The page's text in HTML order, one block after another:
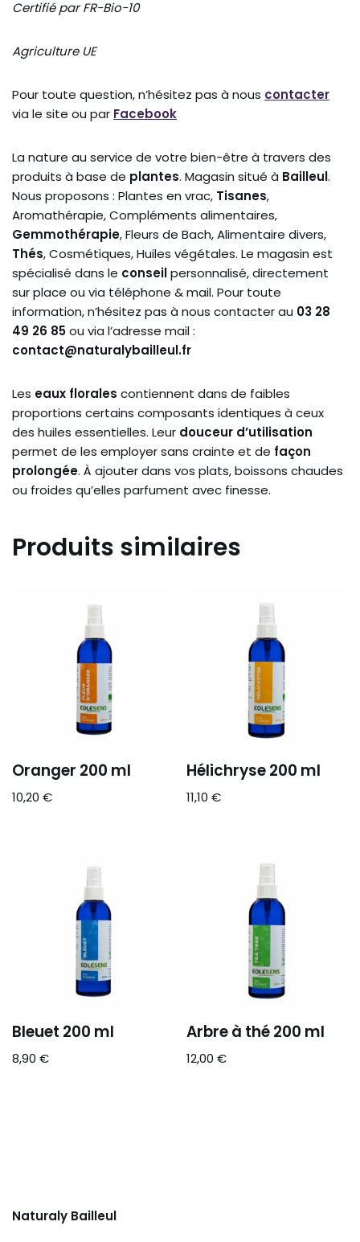
Certifié par FR-Bio-10
Agriculture UE
Pour toute question, n’hésitez pas à nous contacter
via le site ou par Facebook
La nature au service de votre bien-être à travers des
produits à base de plantes. Magasin situé à Bailleul.
Nous proposons : Plantes en vrac, Tisanes,
Aromathérapie, Compléments alimentaires,
Gemmothérapie, Fleurs de Bach, Alimentaire divers,
Thés, Cosmétiques, Huiles végétales. Le magasin est
spécialisé dans le conseilpersonnalisé, directement
sur place ou via téléphone & mail. Pour toute
information, n’hésitez pas à nous contacter au 03 28
49 26 85ou via l’adresse mail :
contact@naturalybailleul.fr
Les eaux florales contiennent dans de faibles
proportions certains composants identiques à ceux
des huiles essentielles. Leur douceur d’utilisation
permet de les employer sans crainte et de façon
prolongée. À ajouter dans vos plats, boissons chaudes
ou froides qu’elles parfument avec finesse.
Produits similaires
Oranger 200 ml
10,20 €
Hélichryse 200 ml
11,10€
Bleuet 200 ml
8,90 €
Arbre à thé 200 ml
12,00€
Naturaly Bailleul